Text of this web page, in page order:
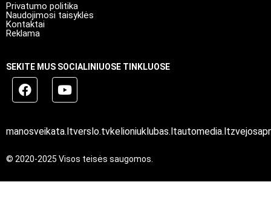
Privatumo politika
Naudojimosi taisyklės
Kontaktai
Reklama
SEKITE MUS SOCIALINIUOSE TINKLUOSE
manosveikata.ltverslo.tvkelioniuklubas.ltautomedia.lt
© 2020-2025 Visos teisės saugomos.